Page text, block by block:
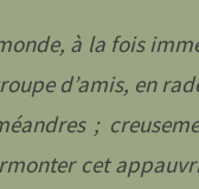
à la fois
d’amis, en
;
cet